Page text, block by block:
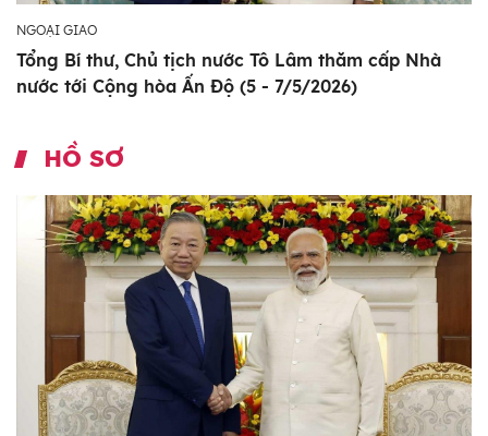
NGOẠI GIAO
Tổng Bí thư, Chủ tịch nước Tô Lâm thăm cấp Nhà
nước tới Cộng hòa Ấn Độ (5 - 7/5/2026)
HỒ SƠ